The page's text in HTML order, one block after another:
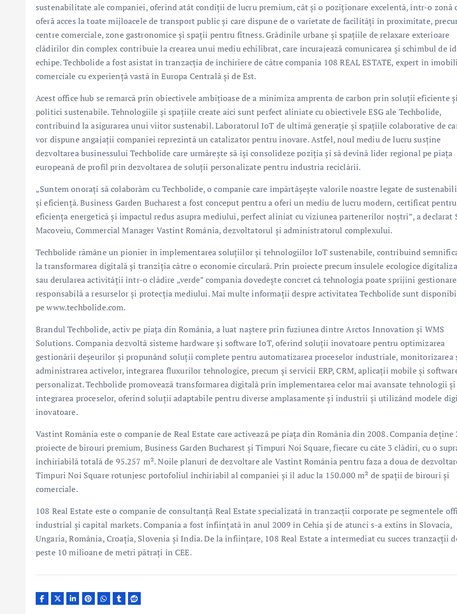
sustenabilitate ale companiei, oferind atât condiții de lucru premium, cât și o poziționare excelentă, într-o zonă
oferă acces la toate mijloacele de transport public și care dispune de o varietate de facilități în proximitate,
centre comerciale, zone gastronomice și spații pentru fitness. Grădinile urbane și spațiile de relaxare exterioare
clădirilor din complex contribuie la crearea unui mediu echilibrat, care încurajează comunicarea și schimbul de
echipe. Techbolide a fost asistat în tranzacția de închiriere de către compania 108 REAL ESTATE, expert în
comerciale cu experiență vastă în Europa Centrală și de Est.
Acest office hub se remarcă prin obiectivele ambițioase de a minimiza amprenta de carbon prin soluții eficiente și
politici sustenabile. Tehnologiile și spațiile create aici sunt perfect aliniate cu obiectivele ESG ale Techbolide,
contribuind la asigurarea unui viitor sustenabil. Laboratorul IoT de ultimă generație și spațiile colaborative de
vor dispune angajații companiei reprezintă un catalizator pentru inovare. Astfel, noul mediu de lucru susține
dezvoltarea businessului Techbolide care urmărește să își consolideze poziția și să devină lider regional pe piața
europeană de profil prin dezvoltarea de soluții personalizate pentru industria reciclării.
„Suntem onorați să colaborăm cu Techbolide, o companie care împărtășește valorile noastre legate de
și eficiență. Business Garden Bucharest a fost conceput pentru a oferi un mediu de lucru modern, certificat pentru
eficiența energetică și impactul redus asupra mediului, perfect aliniat cu viziunea partenerilor noștri”, a declarat
Macoveiu, Commercial Manager Vastint România, dezvoltatorul și administratorul complexului.
Techbolide rămâne un pionier în implementarea soluțiilor și tehnologiilor IoT sustenabile, contribuind
la transformarea digitală și tranziția către o economie circulară. Prin proiecte precum insulele ecologice
sau derularea activității într-o clădire „verde” compania dovedește concret că tehnologia poate sprijini
responsabilă a resurselor și protecția mediului. Mai multe informații despre activitatea Techbolide sunt
pe www.techbolide.com.
Brandul Techbolide, activ pe piața din România, a luat naștere prin fuziunea dintre Arctos Innovation și WMS
Solutions. Compania dezvoltă sisteme hardware și software IoT, oferind soluții inovatoare pentru optimizarea
gestionării deșeurilor și propunând soluții complete pentru automatizarea proceselor industriale, monitorizarea
administrarea activelor, integrarea fluxurilor tehnologice, precum și servicii ERP, CRM, aplicații mobile și
personalizat. Techbolide promovează transformarea digitală prin implementarea celor mai avansate tehnologii și
integrarea proceselor, oferind soluții adaptabile pentru diverse amplasamente și industrii și utilizând modele
inovatoare.
Vastint România este o companie de Real Estate care activează pe piața din România din 2008. Compania deține
proiecte de birouri premium, Business Garden Bucharest și Timpuri Noi Square, fiecare cu câte 3 clădiri, cu o
închiriabilă totală de 95.257 m². Noile planuri de dezvoltare ale Vastint România pentru faza a doua de
Timpuri Noi Square rotunjesc portofoliul închiriabil al companiei și îl aduc la 150.000 m² de spații de birouri și
comerciale.
108 Real Estate este o companie de consultanță Real Estate specializată în tranzacții corporate pe segmentele
industrial și capital markets. Compania a fost înființată în anul 2009 în Cehia și de atunci s-a extins în Slovacia,
Ungaria, România, Croația, Slovenia și India. De la înființare, 108 Real Estate a intermediat cu succes tranzacții
peste 10 milioane de metri pătrați în CEE.